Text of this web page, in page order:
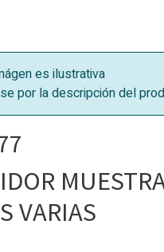
es ilustrativa
por la descripción del
VARIAS